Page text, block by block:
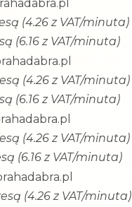
(4.26 z VAT/minuta)
(6.16 z VAT/minuta)
(4.26 z VAT/minuta)
(6.16 z VAT/minuta)
(4.26 z VAT/minuta)
(6.16 z VAT/minuta)
(4.26 z VAT/minuta)